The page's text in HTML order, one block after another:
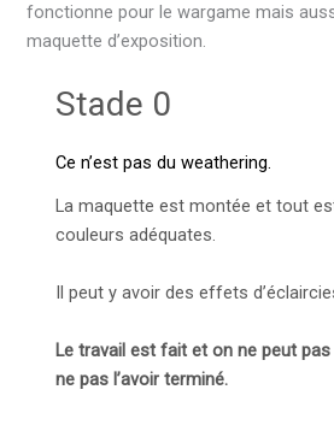
fonctionne pour le wargame mais
maquette d’exposition.
Stade 0
Ce n’est pas du weathering.
La maquette est montée et tout
couleurs adéquates.
Il peut y avoir des effets
Le travail est fait et on ne peut
ne pas l’avoir terminé.